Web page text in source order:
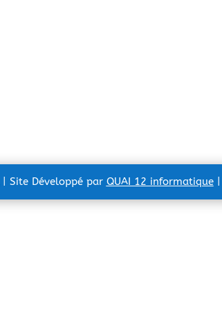
| Site Développé par QUAI 12 informatique